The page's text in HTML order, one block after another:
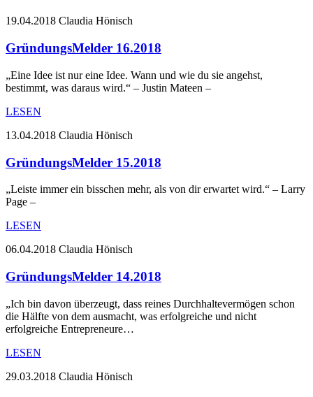
19.04.2018 Claudia Hönisch
GründungsMelder 16.2018
„Eine Idee ist nur eine Idee. Wann und wie du sie angehst,
bestimmt, was daraus wird.“ – Justin Mateen –
LESEN
13.04.2018 Claudia Hönisch
GründungsMelder 15.2018
„Leiste immer ein bisschen mehr, als von dir erwartet wird.“ – Larry
Page –
LESEN
06.04.2018 Claudia Hönisch
GründungsMelder 14.2018
„Ich bin davon überzeugt, dass reines Durchhaltevermögen schon
die Hälfte von dem ausmacht, was erfolgreiche und nicht
erfolgreiche Entrepreneure…
LESEN
29.03.2018 Claudia Hönisch